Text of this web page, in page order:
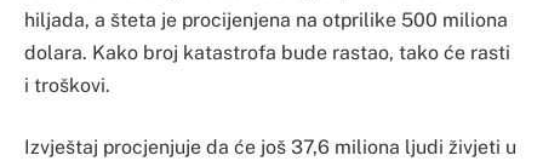
hiljada, a šteta je procijenjena na otprilike 500 miliona
dolara. Kako broj katastrofa bude rastao, tako će rasti
i troškovi.
​​​​​Izvještaj procjenjuje da će još 37,6 miliona ljudi živjeti u